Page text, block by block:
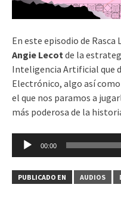
En este episodio de Rasca
Angie Lecot de la
Inteligencia Artificial que
Electrónico, algo así
el que nos paramos a
más poderosa de la
Reproductor
audio
00:00
PUBLICADO EN AUDIOS